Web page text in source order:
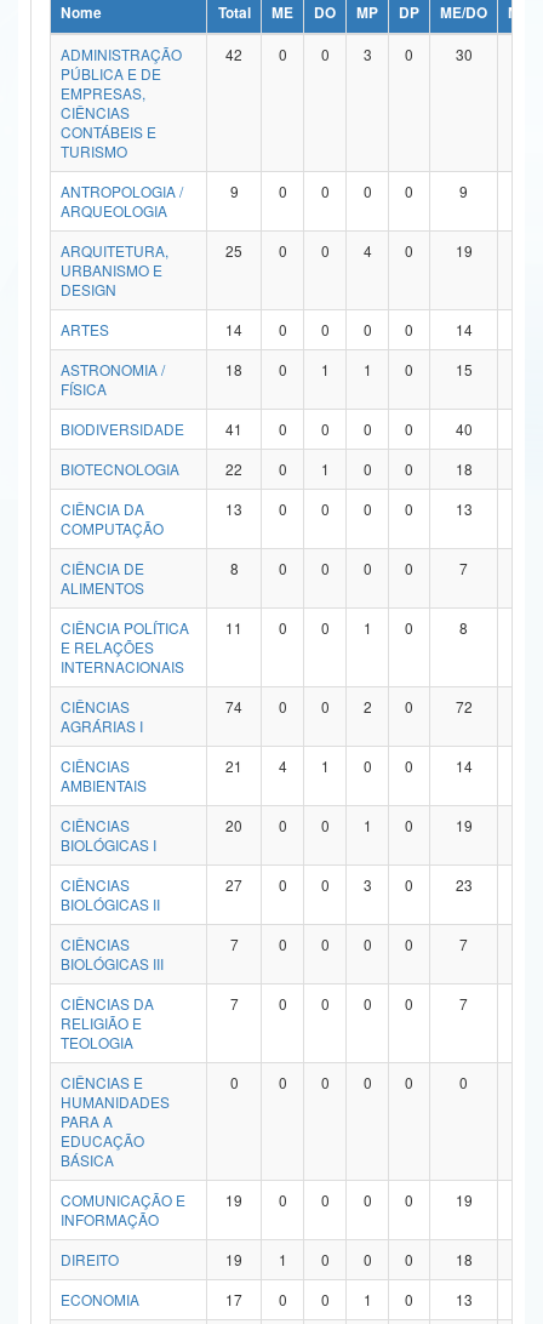
Ministério da Ciência, Tecnologia, Inovações e Comunicações
Ministério do Meio Ambiente
Ministério do Turismo
Ministério do Desenvolvimento Regional
Controladoria-Geral da União
Ministério da Mulher, da Família e dos Direitos Humanos
Secretaria de Governo
Advocacia-Geral da União
Banco Central do Brasil
Nome Total ME DO MP DP ME/DO
MP/
ADMINISTRAÇÃO
PÚBLICA E DE
EMPRESAS,
CIÊNCIAS
CONTÁBEIS E
TURISMO
42 0 0 3 0 30
ANTROPOLOGIA /
ARQUEOLOGIA
9 0 0 0 0 9
ARQUITETURA,
URBANISMO E
DESIGN
25 0 0 4 0 19
ARTES 14 0 0 0 0 14
ASTRONOMIA /
FÍSICA
18 0 1 1 0 15
BIODIVERSIDADE 41 0 0 0 0 40
BIOTECNOLOGIA
22 0 1 0 0 18
CIÊNCIA DA
COMPUTAÇÃO
13 0 0 0 0 13
CIÊNCIA DE
ALIMENTOS
8 0 0 0 0 7
CIÊNCIA POLÍTICA
E RELAÇÕES
INTERNACIONAIS
11 0 0 1 0 8
CIÊNCIAS
AGRÁRIAS I
74 0 0 2 0 72
CIÊNCIAS
AMBIENTAIS
21 4 1 0 0 14
CIÊNCIAS
BIOLÓGICAS I
20 0 0 1 0 19
CIÊNCIAS
BIOLÓGICAS II
27 0 0 3 0 23
CIÊNCIAS
BIOLÓGICAS III
7 0 0 0 0 7
CIÊNCIAS DA
RELIGIÃO E
TEOLOGIA
7 0 0 0 0 7
CIÊNCIAS E
HUMANIDADES
PARA A
EDUCAÇÃO
BÁSICA
0 0 0 0 0 0
COMUNICAÇÃO E
INFORMAÇÃO
19 0 0 0 0 19
DIREITO 19 1 0 0 0 18
ECONOMIA
17 0 0 1 0 13